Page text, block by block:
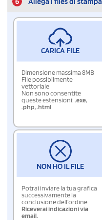
CARICA FILE
Dimensione massima 8MB
File possibilmente
vettoriale
Non sono consentite
queste estensioni:.exe,
.php,.html
NON HO IL FILE
Potrai inviare la tua grafica
successivamente la
conclusione dell'ordine.
Riceverai indicazioni via
email.